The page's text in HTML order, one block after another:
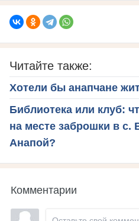
Читайте также:
Хотели бы анапчане
Библиотека или клуб:
на месте заброшки в с.
Анапой?
Комментарии